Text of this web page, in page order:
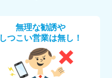
無理な勧誘や
しつこい営業は無し！